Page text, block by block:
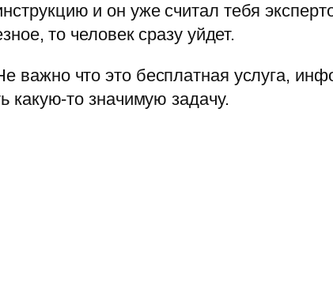
и он уже считал тебя
то человек сразу уйдет.
важно что это бесплатная услуга,
какую-то значимую задачу.